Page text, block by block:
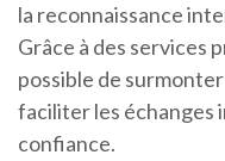
la reconnaissance
Grâce à des services
possible de
faciliter les
confiance.